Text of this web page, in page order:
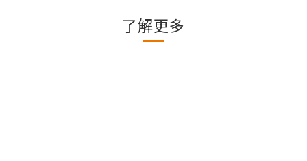
了解更多